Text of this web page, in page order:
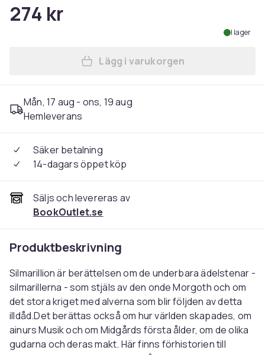
274 kr
I lager
Lägg till Silmarillion i
Lägg i varukorgen
Mån, 17 aug - ons, 19 aug
Hemleverans
Säker betalning
14-dagars öppet köp
Säljs och levereras av
BookOutlet.se
Produktbeskrivning
Silmarillion är berättelsen om de underbara ädelstenar -
silmarillerna - som stjäls av den onde Morgoth och om
det stora kriget med alverna som blir följden av detta
illdåd.Det berättas också om hur världen skapades, om
ainurs Musik och om Midgårds första ålder, om de olika
gudarna och deras makt. Här finns förhistorien till
Ringarnas herre och vi möter många av de folkslag,